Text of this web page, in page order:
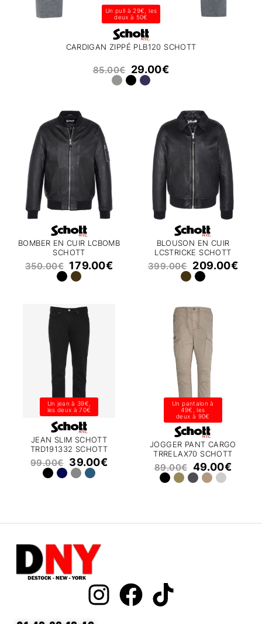
Un pull à 29€, les
deux à 50€
CARDIGAN ZIPPÉ PLB120 SCHOTT
85.00€ 29.00€
BOMBER EN CUIR LCBOMB
SCHOTT
350.00€ 179.00€
BLOUSON EN CUIR
LCSTRICKE SCHOTT
399.00€ 209.00€
Un jean à 39€,
les deux à 70€
JEAN SLIM SCHOTT
TRD191332 SCHOTT
99.00€ 39.00€
Un pantalon à
49€, les
deux à 90€
JOGGER PANT CARGO
TRRELAX70 SCHOTT
89.00€ 49.00€